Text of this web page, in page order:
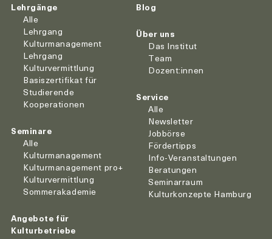
Lehrgänge
Alle
Lehrgang
Kulturmanagement
Lehrgang
Kulturvermittlung
Basiszertifikat für
Studierende
Kooperationen
Seminare
Alle
Kulturmanagement
Kulturmanagement pro+
Kulturvermittlung
Sommerakademie
Angebote für
Kulturbetriebe
Blog
Über uns
Das Institut
Team
Dozent:innen
Service
Alle
Newsletter
Jobbörse
Fördertipps
Info-Veranstaltungen
Beratungen
Seminarraum
Kulturkonzepte Hamburg